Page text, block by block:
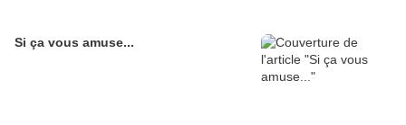
Si ça vous amuse...